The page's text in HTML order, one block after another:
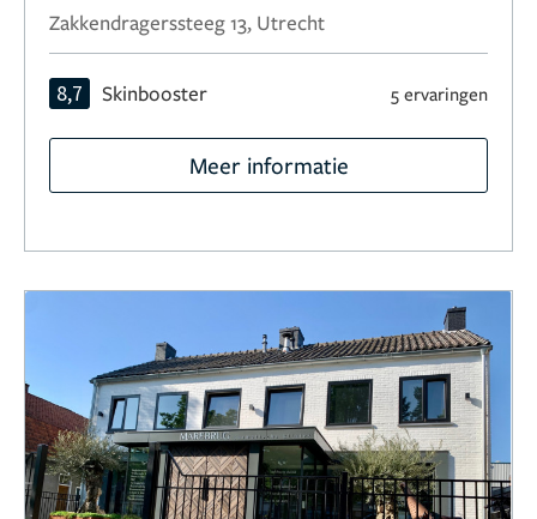
Zakkendragerssteeg 13, Utrecht
8,7 Skinbooster 5 ervaringen
Meer informatie